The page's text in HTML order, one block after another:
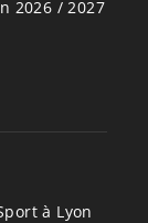
2026 / 2027
à Lyon